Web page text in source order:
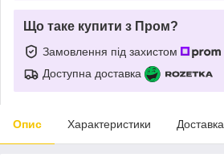
Що таке купити з Пром?
Замовлення під захистом
Доступна доставка
Опис Характеристики Доставка